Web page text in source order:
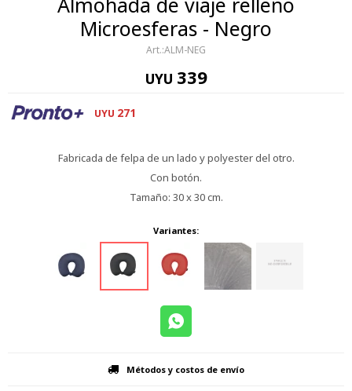
Microesferas - Negro
ALM-NEG
UYU 339
UYU 271
Fabricada de felpa de un lado y polyester del otro.
Con botón.
Tamaño: 30 x 30 cm.
Variantes:
Métodos y costos de envío